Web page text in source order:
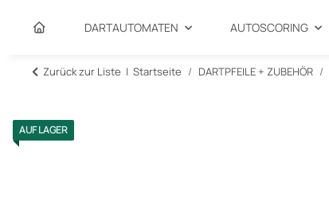
DARTAUTOMATEN AUTOSCORING
Zurück zur Liste Startseite DARTPFEILE + ZUBEHÖR
AUF LAGER